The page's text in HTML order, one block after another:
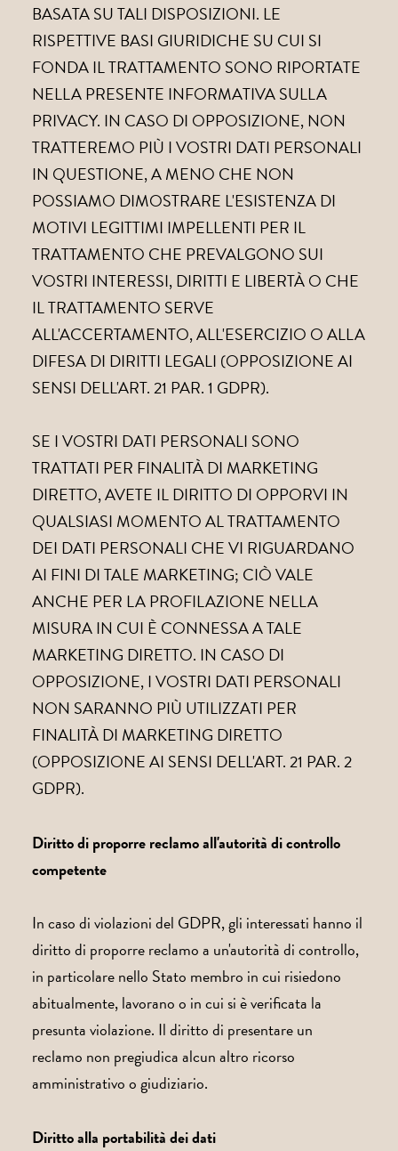
BASATA SU TALI DISPOSIZIONI. LE
RISPETTIVE BASI GIURIDICHE SU CUI SI
FONDA IL TRATTAMENTO SONO RIPORTATE
NELLA PRESENTE INFORMATIVA SULLA
PRIVACY. IN CASO DI OPPOSIZIONE, NON
TRATTEREMO PIÙ I VOSTRI DATI PERSONALI
IN QUESTIONE, A MENO CHE NON
POSSIAMO DIMOSTRARE L'ESISTENZA DI
MOTIVI LEGITTIMI IMPELLENTI PER IL
TRATTAMENTO CHE PREVALGONO SUI
VOSTRI INTERESSI, DIRITTI E LIBERTÀ O CHE
IL TRATTAMENTO SERVE
ALL'ACCERTAMENTO, ALL'ESERCIZIO O ALLA
DIFESA DI DIRITTI LEGALI (OPPOSIZIONE AI
SENSI DELL'ART. 21 PAR. 1 GDPR).
SE I VOSTRI DATI PERSONALI SONO
TRATTATI PER FINALITÀ DI MARKETING
DIRETTO, AVETE IL DIRITTO DI OPPORVI IN
QUALSIASI MOMENTO AL TRATTAMENTO
DEI DATI PERSONALI CHE VI RIGUARDANO
AI FINI DI TALE MARKETING; CIÒ VALE
ANCHE PER LA PROFILAZIONE NELLA
MISURA IN CUI È CONNESSA A TALE
MARKETING DIRETTO. IN CASO DI
OPPOSIZIONE, I VOSTRI DATI PERSONALI
NON SARANNO PIÙ UTILIZZATI PER
FINALITÀ DI MARKETING DIRETTO
(OPPOSIZIONE AI SENSI DELL'ART. 21 PAR. 2
GDPR).
Diritto di proporre reclamo all'autorità di controllo
competente
In caso di violazioni del GDPR, gli interessati hanno il
diritto di proporre reclamo a un'autorità di controllo,
in particolare nello Stato membro in cui risiedono
abitualmente, lavorano o in cui si è verificata la
presunta violazione. Il diritto di presentare un
reclamo non pregiudica alcun altro ricorso
amministrativo o giudiziario.
Diritto alla portabilità dei dati